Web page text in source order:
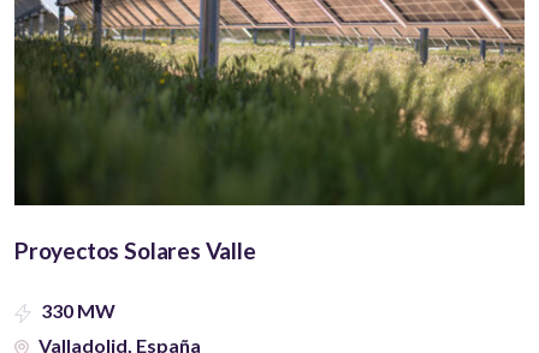
Proyectos Solares Valle
330 MW
Valladolid, España